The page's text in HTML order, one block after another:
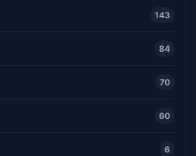
143
84
70
60
6